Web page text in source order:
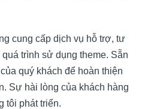
cung cấp dịch vụ hỗ trợ, tư
trình sử dụng theme. Sẵn
quý khách để hoàn thiện
Sự hài lòng của khách hàng
tôi phát triển.